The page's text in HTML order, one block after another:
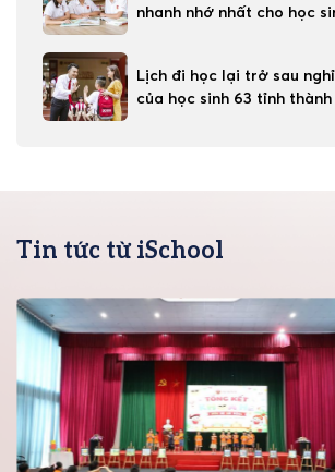
nhanh nhớ nhất cho học
Lịch đi học lại trở sau
của học sinh 63 tỉnh
Tin tức từ iSchool